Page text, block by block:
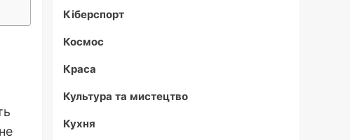
Кіберспорт
Космос
Краса
Культура та мистецтво
Кухня